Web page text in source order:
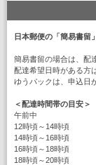
日本郵便の「簡易書留
簡易書留の場合は、配
配達希望日時がある方
ゆうパックは、申込日
＜配達時間帯の目安＞
午前中
12時頃～14時頃
14時頃～16時頃
16時頃～18時頃
18時頃～20時頃